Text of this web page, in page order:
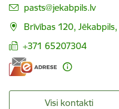
E-pasts:
pasts@jekabpils.lv
Brīvības 120,
+371 65207304
Visi kontakti